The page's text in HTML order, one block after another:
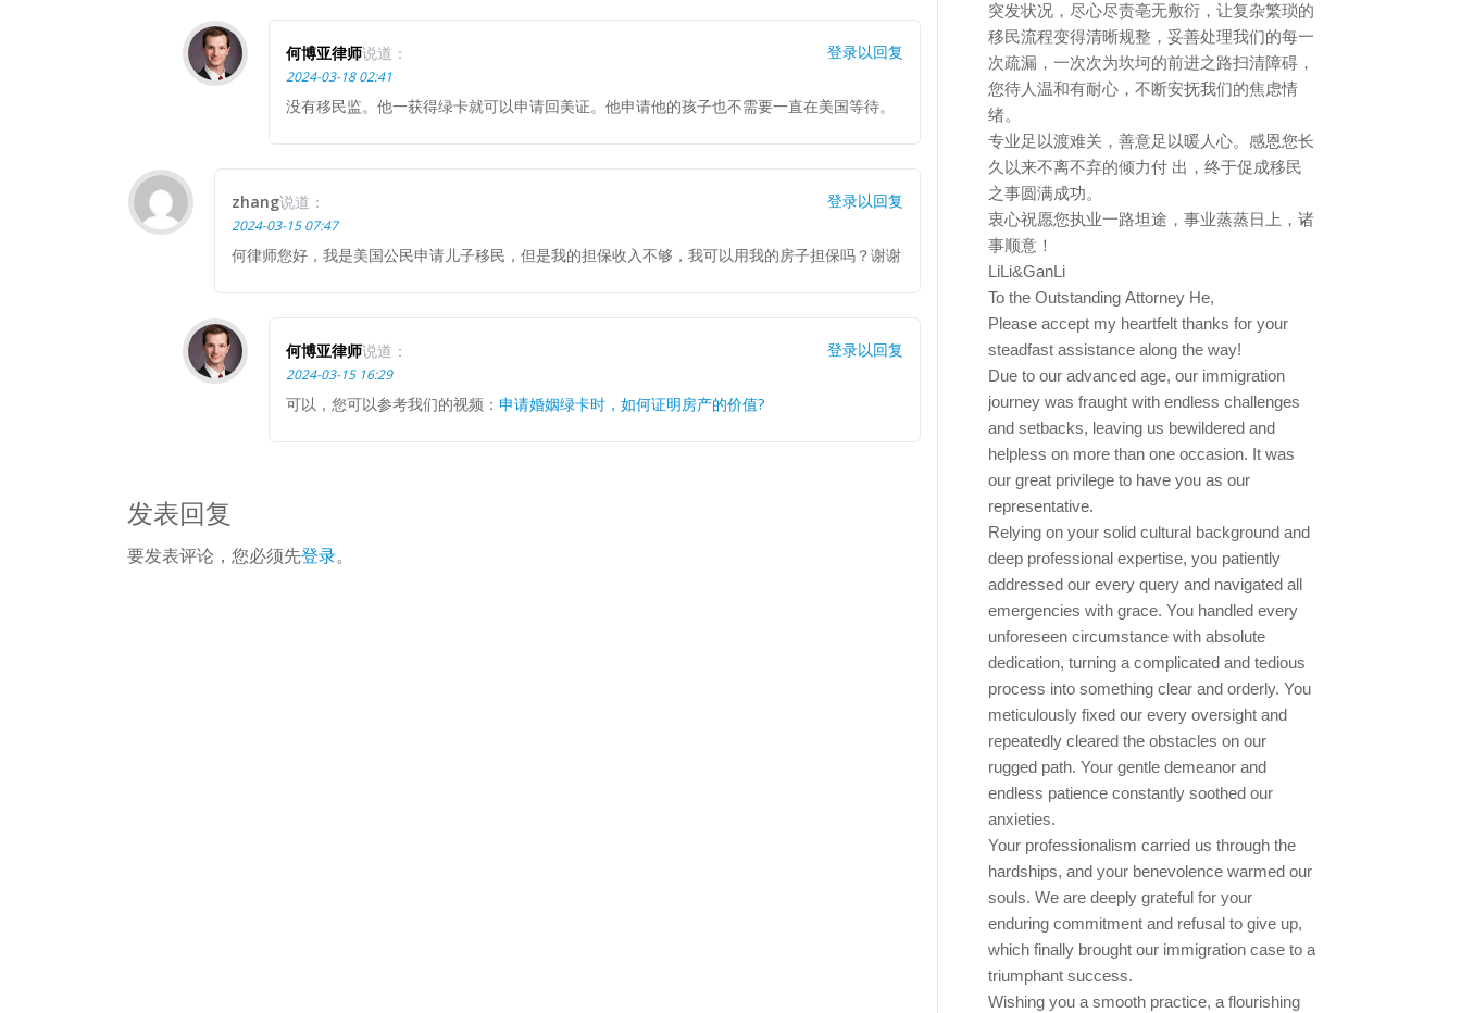
何博亚律师说道：
2024-03-18 02:41
没有移民监。他一获得绿卡就可以申请回美证。他申请他的孩子也不需要一直在美国等待。
登录以回复
zhang说道：
2024-03-15 07:47
何律师您好，我是美国公民申请儿子移民，但是我的担保收入不够，我可以用我的房子担保吗？谢谢
登录以回复
何博亚律师说道：
2024-03-15 16:29
可以，您可以参考我们的视频： 申请婚姻绿卡时，如何证明房产的价值?
登录以回复
发表回复
要发表评论，您必须先登录。
突发状况，尽心尽责亳无敷衍，让复杂繁琐的
移民流程变得清晰规整，妥善处理我们的每一
次疏漏，一次次为坎坷的前进之路扫清障碍，
您待人温和有耐心，不断安抚我们的焦虑情
绪。
专业足以渡难关，善意足以暖人心。感恩您长
久以来不离不弃的倾力付 出，终于促成移民
之事圆满成功。
衷心祝愿您执业一路坦途，事业蒸蒸日上，诸
事顺意！
LiLi&GanLi
To the Outstanding Attorney He,
Please accept my heartfelt thanks for your
steadfast assistance along the way!
Due to our advanced age, our immigration
journey was fraught with endless challenges
and setbacks, leaving us bewildered and
helpless on more than one occasion. It was
our great privilege to have you as our
representative.
Relying on your solid cultural background and
deep professional expertise, you patiently
addressed our every query and navigated all
emergencies with grace. You handled every
unforeseen circumstance with absolute
dedication, turning a complicated and tedious
process into something clear and orderly. You
meticulously fixed our every oversight and
repeatedly cleared the obstacles on our
rugged path. Your gentle demeanor and
endless patience constantly soothed our
anxieties.
Your professionalism carried us through the
hardships, and your benevolence warmed our
souls. We are deeply grateful for your
enduring commitment and refusal to give up,
which finally brought our immigration case to a
triumphant success.
Wishing you a smooth practice, a flourishing